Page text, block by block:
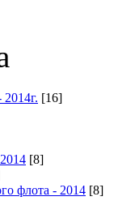
[16]
[8]
флота - 2014 [8]